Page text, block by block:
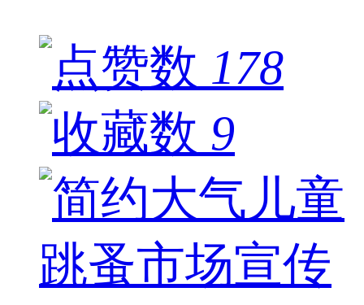
178
9